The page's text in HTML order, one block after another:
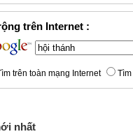
trên Internet :
trên toàn mạng Internet
nhất